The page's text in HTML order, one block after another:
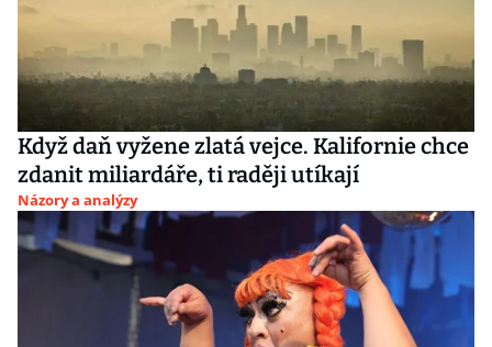
Když daň vyžene zlatá vejce. Kalifornie chce
zdanit miliardáře, ti raději utíkají
Názory a analýzy